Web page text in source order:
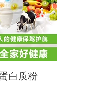
白质粉